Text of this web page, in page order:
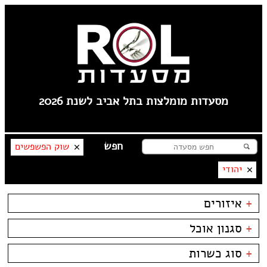
מסעדות מומלצות בתל אביב לשנת 2026
שוק הפשפשים
יהודי
+ איזורים
קרליבך
צפון ישן
שוק הפשפשים
צהלה
+ סגנון אוכל
בשרים
דגים
ביסטרו
+ סוג כשרות